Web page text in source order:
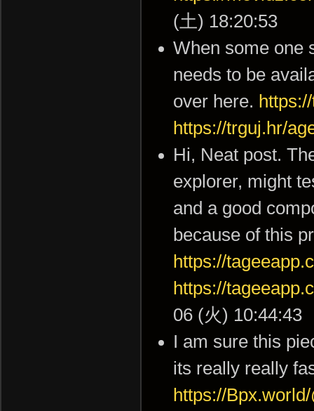
(土) 18:20:53
When some one
needs to be
over here.
https://trguj.hr/
Hi, Neat post.
explorer, might
and a good
because of this
https://
https://
06 (火) 10:44:43
I am sure this
its really really
https://